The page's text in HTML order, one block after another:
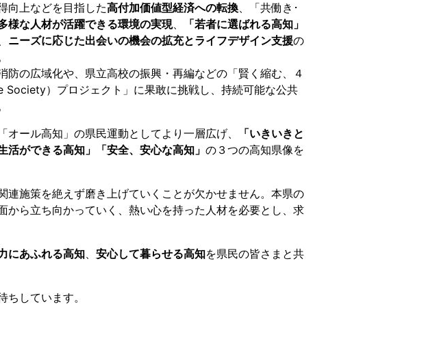
向上などを目指した高付加価値型経済への転換、「共働き･
様な人材が活躍できる環境の実現、
「若者に選ばれる高知」
ニーズに応じた出会いの機会の拡充とライフデザイン支援の
の広域化や、県立高校の振興・再編などの「賢く縮む、４
）プロジェクト」に果敢に挑戦し、持続可能な公共
ール高知」の県民運動としてより一層広げ、
「いきいきと
ができる高知」「安全、安心な高知」 の３つの高知県像を
施策を絶えず磨き上げていくことが欠かせません。本県の
から立ち向かっていく、熱い心を持った人材を必要とし、求
にあふれる高知、 安心して暮らせる高知を県民の皆さまと共
しています。